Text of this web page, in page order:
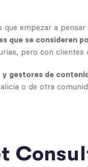
empezar a
que se consideren
pero con clientes
gestores de
o de otra
t Consul